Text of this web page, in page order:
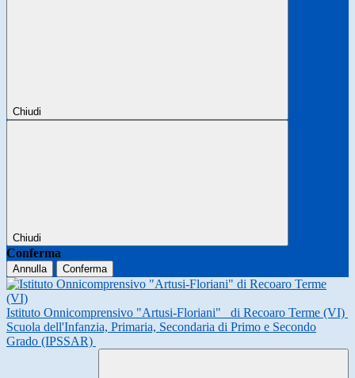
Chiudi
Chiudi
Conferma
Annulla Conferma
Istituto Onnicomprensivo "Artusi-Floriani"
di Recoaro Terme (VI)
Scuola dell'Infanzia, Primaria, Secondaria di Primo e Secondo
Grado (IPSSAR)